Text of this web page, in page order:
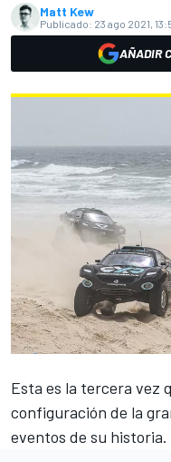
Matt Kew
Publicado: 23 ago 2021,
AÑADIR
Esta es la tercera vez
configuración de la
eventos de su historia.